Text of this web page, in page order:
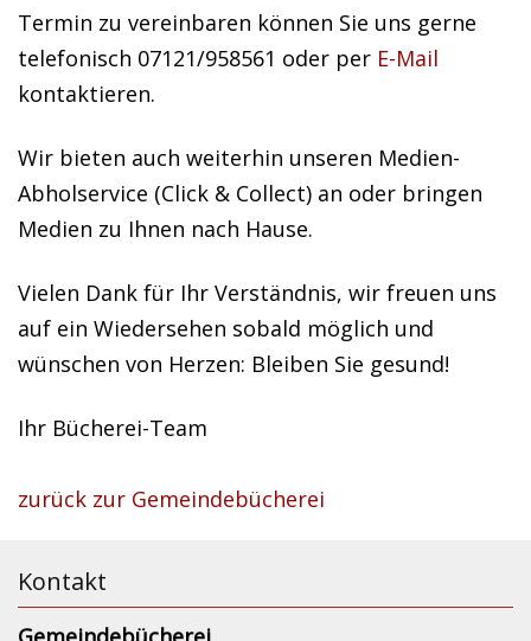
Termin zu vereinbaren können Sie uns gerne
telefonisch 07121/958561 oder per E-Mail
kontaktieren.
Wir bieten auch weiterhin unseren Medien-
Abholservice (Click & Collect) an oder bringen
Medien zu Ihnen nach Hause.
Vielen Dank für Ihr Verständnis, wir freuen uns
auf ein Wiedersehen sobald möglich und
wünschen von Herzen: Bleiben Sie gesund!
Ihr Bücherei-Team
zurück zur Gemeindebücherei
Kontakt